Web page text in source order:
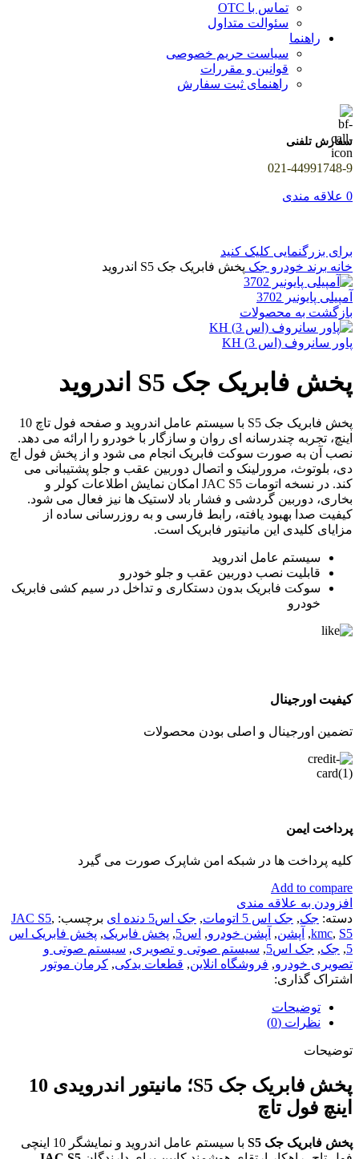
تماس با OTC
سئوالت متداول
راهنما
سیاست حریم خصوصی
قوانین و مقررات
راهنمای ثبت سفارش
سفارش تلفنی
021-44991748-9
0 علاقه مندی
برای بزرگنمایی کلیک کنید
خانه برند خودرو جک پخش فابریک جک S5 اندروید
آمپیلی پایونیر 3702
بازگشت به محصولات
پاور سانروف (اس 3) KH
پخش فابریک جک S5 اندروید
پخش فابریک جک S5 با سیستم عامل اندروید و صفحه فول تاچ 10
اینچ، تجربه چندرسانه ای روان و سازگار با خودرو را ارائه می دهد.
نصب آن به صورت سوکت فابریک انجام می شود و از پخش فول اچ
دی، بلوتوث، مرورلینک و اتصال دوربین عقب و جلو پشتیبانی می
کند. در نسخه اتومات JAC S5 امکان نمایش اطلاعات کولر و
بخاری، دوربین گردشی و فشار باد لاستیک ها نیز فعال می شود.
کیفیت صدا بهبود یافته، رابط فارسی و به روزرسانی ساده از
مزایای کلیدی این مانیتور فابریک است.
سیستم عامل اندروید
قابلیت نصب دوربین عقب و جلو خودرو
سوکت فابریک بدون دستکاری و تداخل در سیم کشی فابریک
خودرو
کیفیت اورجینال
تضمین اورجینال و اصلی بودن محصولات
پرداخت ایمن
کلیه پرداخت ها در شبکه امن شاپرک صورت می گیرد
Add to compare
افزودن به علاقه مندی
دسته: جک, جک اس 5 اتومات , جک اس5 دنده ای برچسب: JAC S5,
kmc, S5
, آپشن, آپشن خودرو, اس5 , پخش فابریک, پخش فابریک اس
5
, جک, جک اس5 , سیستم صوتی و تصویری, سیستم صوتی و
تصویری خودرو, فروشگاه انلاین, قطعات یدکی, کرمان موتور
اشتراک گذاری:
توضیحات
نظرات (0)
توضیحات
پخش فابریک جک S5؛ مانیتور اندرویدی 10
اینچ فول تاچ
پخش فابریک جک S5
با سیستم عامل اندروید و نمایشگر 10 اینچی